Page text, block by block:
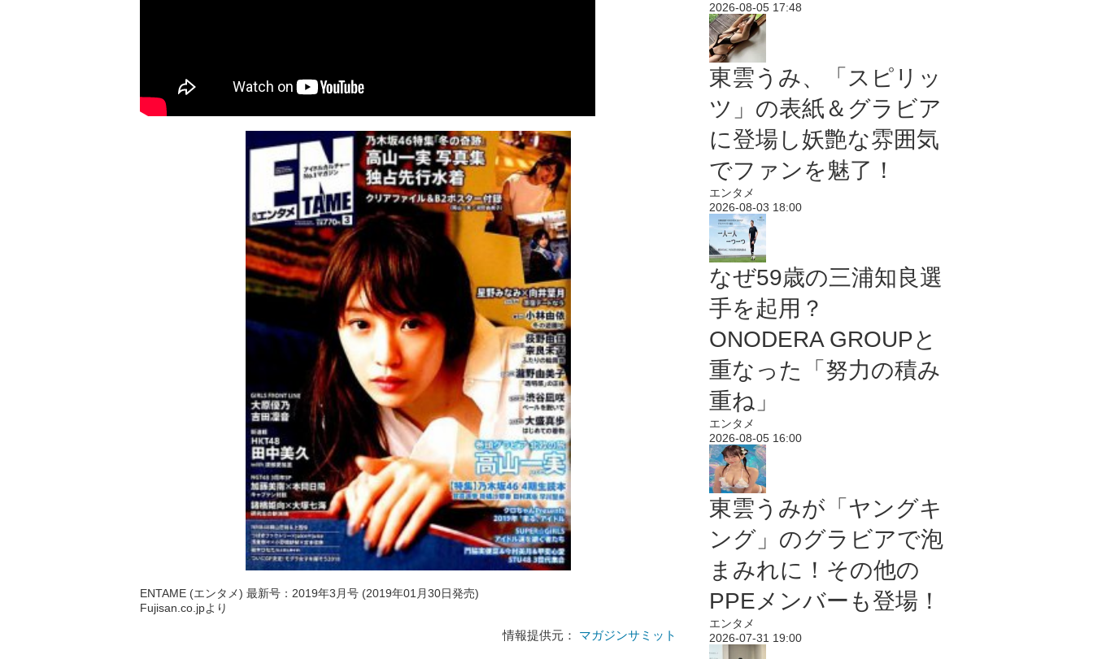
ENTAME (エンタメ) 最新号：2019年3月号 (2019年01月30日発売)
Fujisan.co.jpより
情報提供元： マガジンサミット
2026-08-05 17:48
東雲うみ、「スピリッ
ツ」の表紙＆グラビア
に登場し妖艶な雰囲気
でファンを魅了！
エンタメ
2026-08-03 18:00
なぜ59歳の三浦知良選
手を起用？
ONODERA GROUPと
重なった「努力の積み
重ね」
エンタメ
2026-08-05 16:00
東雲うみが「ヤングキ
ング」のグラビアで泡
まみれに！その他の
PPEメンバーも登場！
エンタメ
2026-07-31 19:00